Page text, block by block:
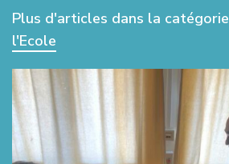
Plus d'articles dans la catégorie
l'Ecole